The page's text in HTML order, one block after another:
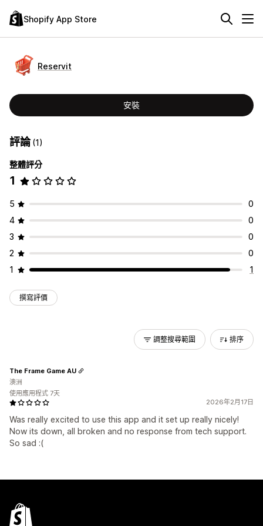
Shopify App Store
Reservit
安裝
評論(1)
整體評分
1
5
0
4
0
3
0
2
0
1
1
撰寫評價
調整搜尋範圍 排序
2026年2月17日
Was really excited to use this app and it set up really nicely!
Now its down, all broken and no response from tech support.
So sad :(
The Frame Game AU
澳洲
使用應用程式 7天